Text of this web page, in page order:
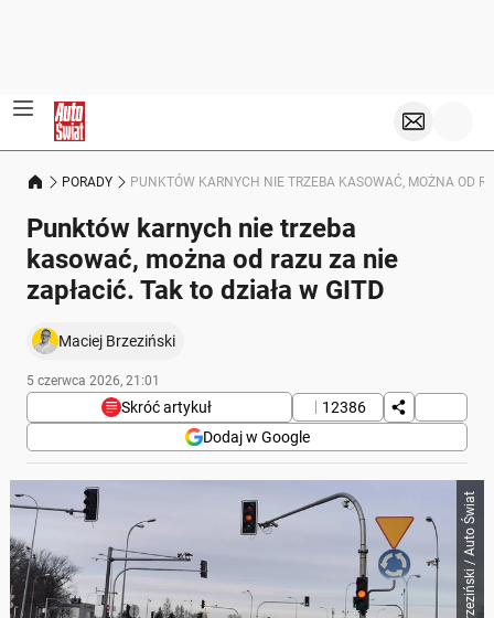
PORADY PUNKTÓW KARNYCH NIE TRZEBA KASOWAĆ, MOŻNA OD
Punktów karnych nie trzeba
kasować, można od razu za nie
zapłacić. Tak to działa w GITD
Maciej Brzeziński
5 czerwca 2026, 21:01
Skróć artykuł
12386
Dodaj w Google
Poniżej streszczenie artykułu:
Skrót przygotowany przez Onet Czat z AI, może zawierać błędy.
GITD umożliwia kierowcom opłacenie mandatu bez
punktów karnych, oferując wyższą kwotę mandatu.
Kierowca ma trzy opcje: przyjęcie mandatu z
punktami, wskazanie innej osoby jako prowadzącego
lub niewskazanie kierującego.
Maciej Brzeziński / Auto Świat